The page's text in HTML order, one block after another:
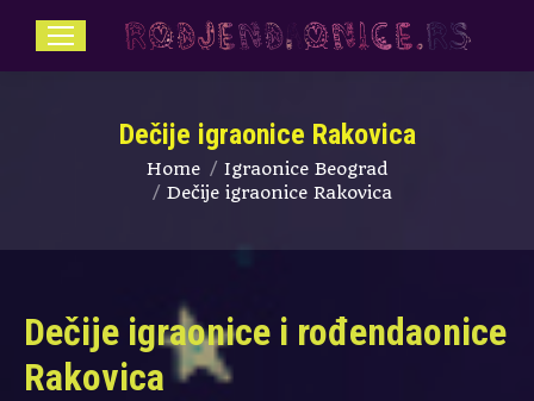
Dečije igraonice Rakovica
You are here:Home
Igraonice Beograd
Dečije igraonice Rakovica
Dečije igraonice i rođendaonice
Rakovica